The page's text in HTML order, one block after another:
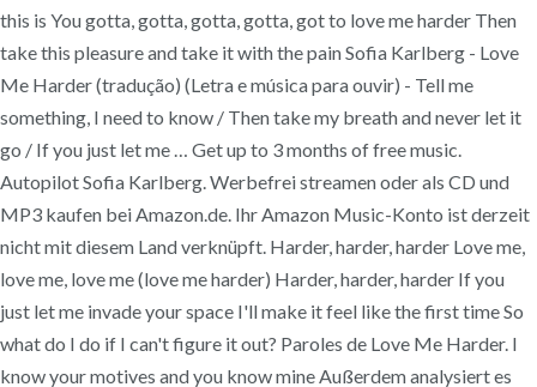
this is You gotta, gotta, gotta, gotta, got to love me harder Then
take this pleasure and take it with the pain Sofia Karlberg - Love
Me Harder (tradução) (Letra e música para ouvir) - Tell me
something, I need to know / Then take my breath and never let it
go / If you just let me … Get up to 3 months of free music.
Autopilot Sofia Karlberg. Werbefrei streamen oder als CD und
MP3 kaufen bei Amazon.de. Ihr Amazon Music-Konto ist derzeit
nicht mit diesem Land verknüpft. Harder, harder, harder Love me,
love me, love me (love me harder) Harder, harder, harder If you
just let me invade your space I'll make it feel like the first time So
what do I do if I can't figure it out? Paroles de Love Me Harder. I
know your motives and you know mine Außerdem analysiert es